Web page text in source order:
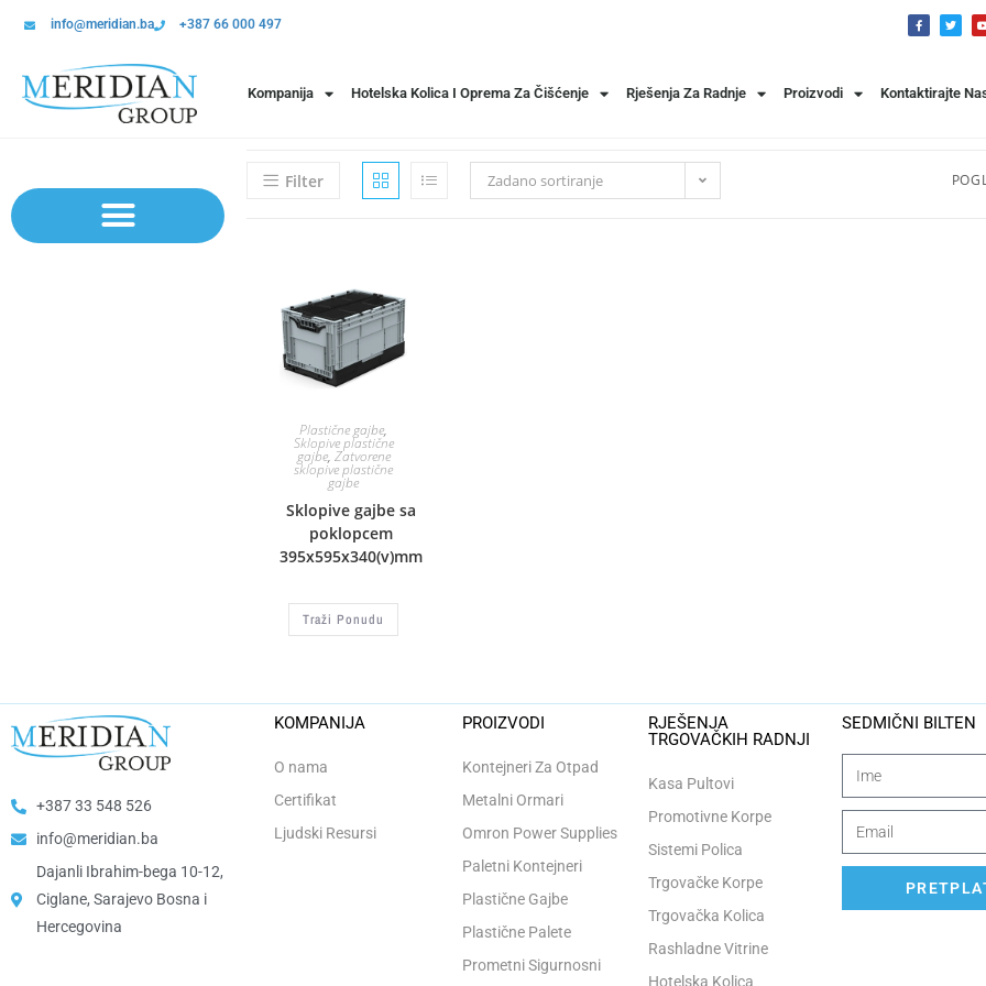
info@meridian.ba +387 66 000 497
Kompanija Hotelska Kolica I Oprema Za Čišćenje Rješenja Za Radnje Proizvodi Kontaktirajte
Filter Zadano sortiranje
Plastične gajbe,
Sklopive plastične
gajbe, Zatvorene
sklopive plastične
gajbe
Sklopive gajbe sa
poklopcem
395x595x340(v)mm
Traži Ponudu
+387 33 548 526
info@meridian.ba
Dajanli Ibrahim-bega 10-12,
Ciglane, Sarajevo Bosna i
Hercegovina​
KOMPANIJA
O nama
Certifikat
Ljudski Resursi
PROIZVODI
Kontejneri Za Otpad
Metalni Ormari
Omron Power Supplies
Paletni Kontejneri
Plastične Gajbe
Plastične Palete
Prometni Sigurnosni
RJEŠENJA
TRGOVAČKIH RADNJI
Kasa Pultovi
Promotivne Korpe
Sistemi Polica
Trgovačke Korpe
Trgovačka Kolica
Rashladne Vitrine
Hotelska Kolica
SEDMIČNI BILTEN